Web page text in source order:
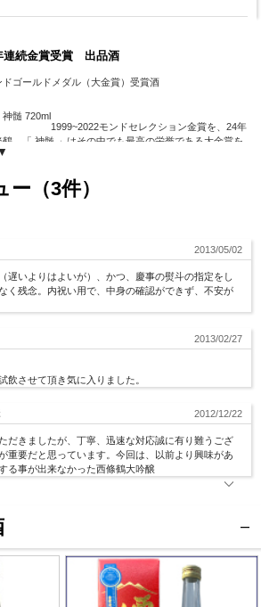
連続金賞受賞 出品酒
ゴールドメダル（大金賞）受賞酒
1999~2022モンドセレクション金賞を、24年
。「 神髄 」はその中でも最高の栄誉である大金賞を
一度味わいたいものです。
造株式会社は明治37年(1904)の創業。蔵は、大部分が明
姿で今も残っているという、歴史ある酒蔵です。
・山田錦
【のみごろ温度】
常温
○
あつ燗
お酒の味を決めます。 （あくまで目安としてお考え
辛 / －傾向 なら 甘
さいじょうつる ） の詳しい紹介はクリック
（3件）
2013/05/02
遅いよりはよいが）、かつ、慶事の熨斗の指定をし
く残念。内祝い用で、中身の確認ができず、不安が
2013/02/27
飲させて頂き気に入りました。
2012/12/22
だきましたが、丁寧、迅速な対応誠に有り難うござ
重要だと思っています。今回は、以前より興味があ
る事が出来なかった西條鶴大吟醸